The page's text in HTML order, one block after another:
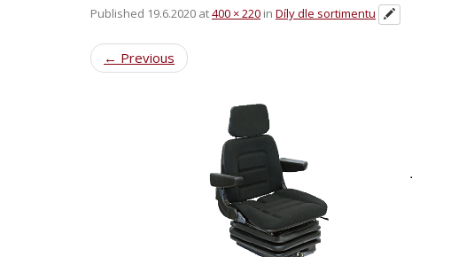
Published 19.6.2020 at400 × 220 in Díly dle sortimentu
← Previous